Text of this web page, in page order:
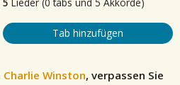
Tab hinzufügen
Charlie Winston, verpassen Sie